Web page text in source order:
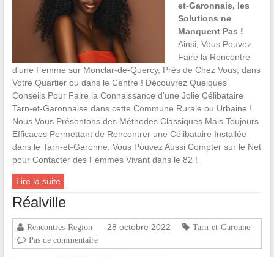
et-Garonnais, les
Solutions ne
Manquent Pas !
Ainsi, Vous Pouvez
Faire la Rencontre
d’une Femme sur Monclar-de-Quercy, Près de Chez Vous, dans
Votre Quartier ou dans le Centre ! Découvrez Quelques
Conseils Pour Faire la Connaissance d’une Jolie Célibataire
Tarn-et-Garonnaise dans cette Commune Rurale ou Urbaine !
Nous Vous Présentons des Méthodes Classiques Mais Toujours
Efficaces Permettant de Rencontrer une Célibataire Installée
dans le Tarn-et-Garonne. Vous Pouvez Aussi Compter sur le Net
pour Contacter des Femmes Vivant dans le 82 !
Lire la suite
Réalville
Rencontres-Region 28 octobre 2022
Tarn-et-Garonne
Pas de commentaire